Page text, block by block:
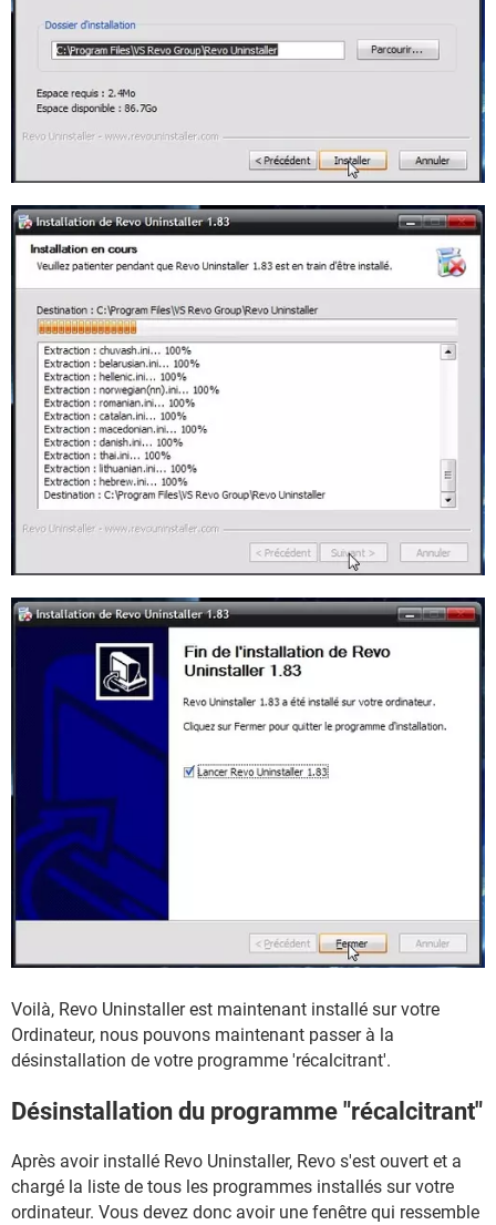
Voilà, Revo Uninstaller est maintenant installé sur votre
Ordinateur, nous pouvons maintenant passer à la
désinstallation de votre programme 'récalcitrant'.
Désinstallation du programme "récalcitrant"
Après avoir installé Revo Uninstaller, Revo s'est ouvert et a
chargé la liste de tous les programmes installés sur votre
ordinateur. Vous devez donc avoir une fenêtre qui ressemble